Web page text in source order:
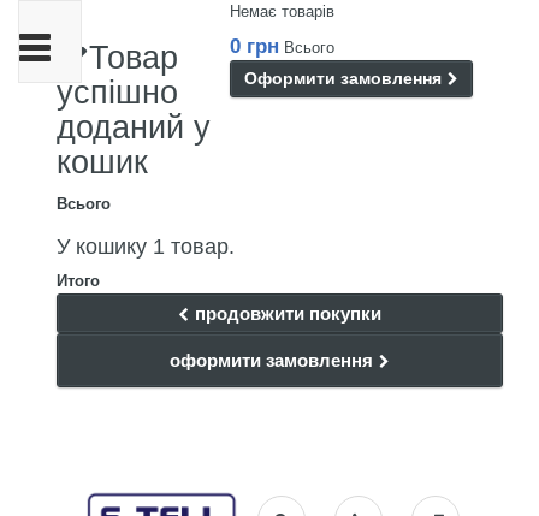
Немає товарів
0 грн Всього
Оформити замовлення
Товар
успішно
доданий у
кошик
Всього
У кошику 1 товар.
Итого
продовжити покупки
оформити замовлення
Toggle
navigation